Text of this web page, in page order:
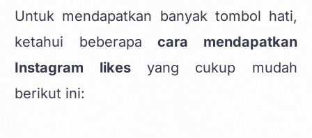
Untuk mendapatkan banyak tombol hati,
ketahui beberapacara mendapatkan
Instagram likesyang cukup mudah
berikut ini: